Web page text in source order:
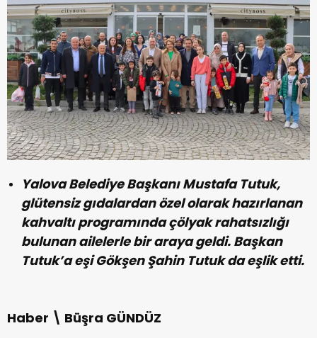
Yalova Belediye Başkanı Mustafa Tutuk,
glütensiz gıdalardan özel olarak hazırlanan
kahvaltı programında çölyak rahatsızlığı
bulunan ailelerle bir araya geldi. Başkan
Tutuk’a eşi Gökşen Şahin Tutuk da eşlik etti.
Haber \ Büşra GÜNDÜZ